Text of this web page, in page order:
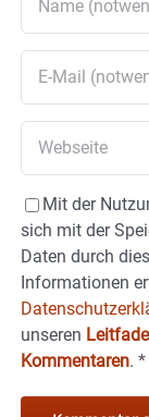
Mit der
sich mit der
Daten durch
Informationen
unseren
Kommentaren. *